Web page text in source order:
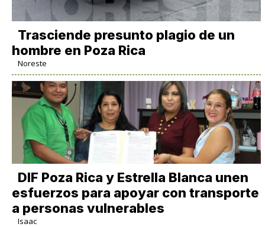
Trasciende presunto plagio de un
hombre en Poza Rica
Noreste
DIF Poza Rica y Estrella Blanca unen
esfuerzos para apoyar con transporte
a personas vulnerables
Isaac